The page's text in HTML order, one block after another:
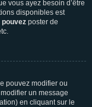
vous ayez besoin d’être
disponibles est
pouvez poster de
pouvez modifier ou
un message
en cliquant sur le